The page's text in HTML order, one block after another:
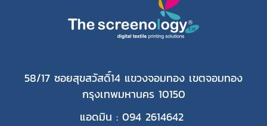
58/17 ซอยสุขสวัสดิ์14 แขวงจอมทอง เขตจอมทอง
กรุงเทพมหานคร 10150
แอดมิน : 094 2614642